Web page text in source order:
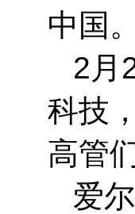
中国。
2月
科技
高管
爱